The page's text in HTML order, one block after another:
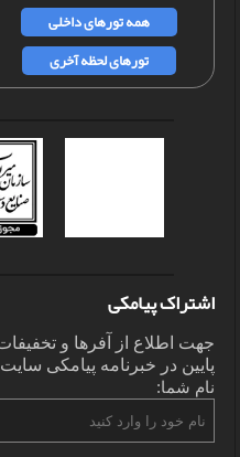
همه تورهای داخلی
تورهای لحظه آخری
اشتراک پیامکی
پایین در خبرنامه پیامکی
نام شما: